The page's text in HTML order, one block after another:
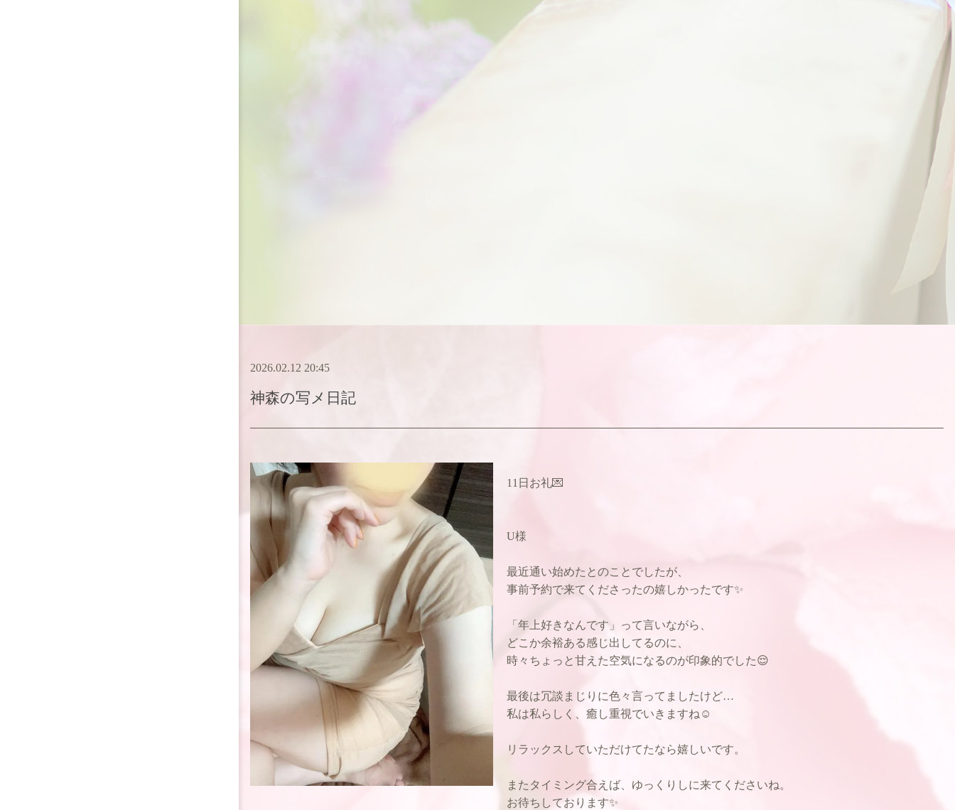
2026.02.12 20:45
神森の写メ日記
11日お礼💌
U様
最近通い始めたとのことでしたが、
事前予約で来てくださったの嬉しかったです✨
「年上好きなんです」って言いながら、
どこか余裕ある感じ出してるのに、
時々ちょっと甘えた空気になるのが印象的でした😌
最後は冗談まじりに色々言ってましたけど…
私は私らしく、癒し重視でいきますね☺️
リラックスしていただけてたなら嬉しいです。
またタイミング合えば、ゆっくりしに来てくださいね。
お待ちしております✨